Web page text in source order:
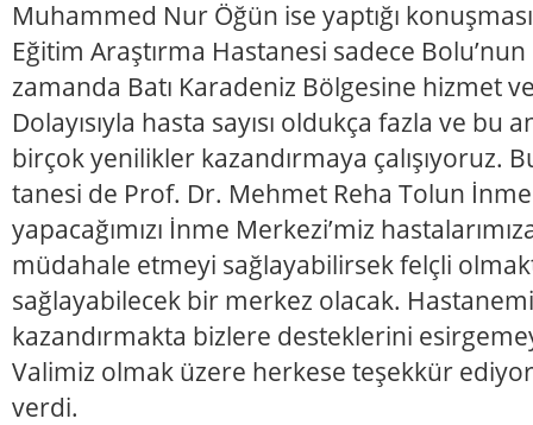
Muhammed Nur Öğün ise yaptığı
Eğitim Araştırma Hastanesi sadece
zamanda Batı Karadeniz Bölgesine hizmet
Dolayısıyla hasta sayısı oldukça fazla ve bu
birçok yenilikler kazandırmaya çalışıyoruz.
tanesi de Prof. Dr. Mehmet Reha Tolun İnme
yapacağımızı İnme Merkezi’miz
müdahale etmeyi sağlayabilirsek felçli
sağlayabilecek bir merkez olacak.
kazandırmakta bizlere desteklerini
Valimiz olmak üzere herkese teşekkür
verdi.